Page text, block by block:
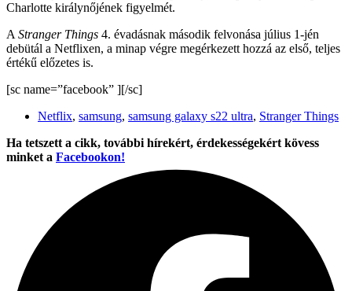
Charlotte királynőjének figyelmét.
AStranger Things 4. évadásnak második felvonása július 1-jén
debütál a Netflixen, a minap végre megérkezett hozzá az első, teljes
értékű előzetes is.
[sc name=”facebook” ][/sc]
Netflix, samsung, samsung galaxy s22 ultra, Stranger Things
Ha tetszett a cikk, további hírekért, érdekességekért kövess
minket a Facebookon!